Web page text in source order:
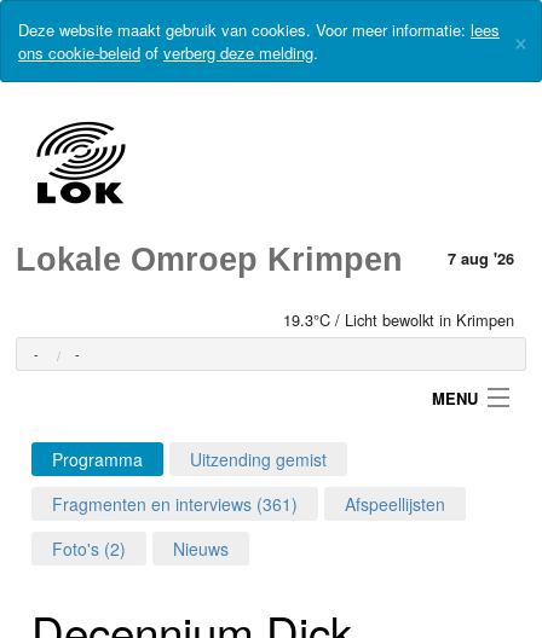
Deze website maakt gebruik van cookies. Voor meer informatie: lees
ons cookie-beleid of verberg deze melding. ×
Lokale Omroep Krimpen 7 aug '26
19.3°C / Licht bewolkt in Krimpen
- -
MENU
Login
Home
Programma
Uitzending gemist
Fragmenten en interviews (361)
Afspeellijsten
Foto's (2)
Nieuws